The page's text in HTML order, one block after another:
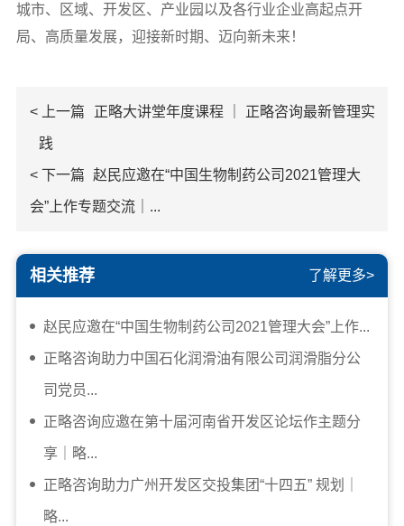
城市、区域、开发区、产业园以及各行业企业高起点开
局、高质量发展，迎接新时期、迈向新未来！
< 上一篇 正略大讲堂年度课程 ｜ 正略咨询最新管理实
践
< 下一篇 赵民应邀在“中国生物制药公司2021管理大
会”上作专题交流｜...
相关推荐 了解更多>
赵民应邀在“中国生物制药公司2021管理大会”上作...
正略咨询助力中国石化润滑油有限公司润滑脂分公
司党员...
正略咨询应邀在第十届河南省开发区论坛作主题分
享｜略...
正略咨询助力广州开发区交投集团“十四五” 规划｜
略...